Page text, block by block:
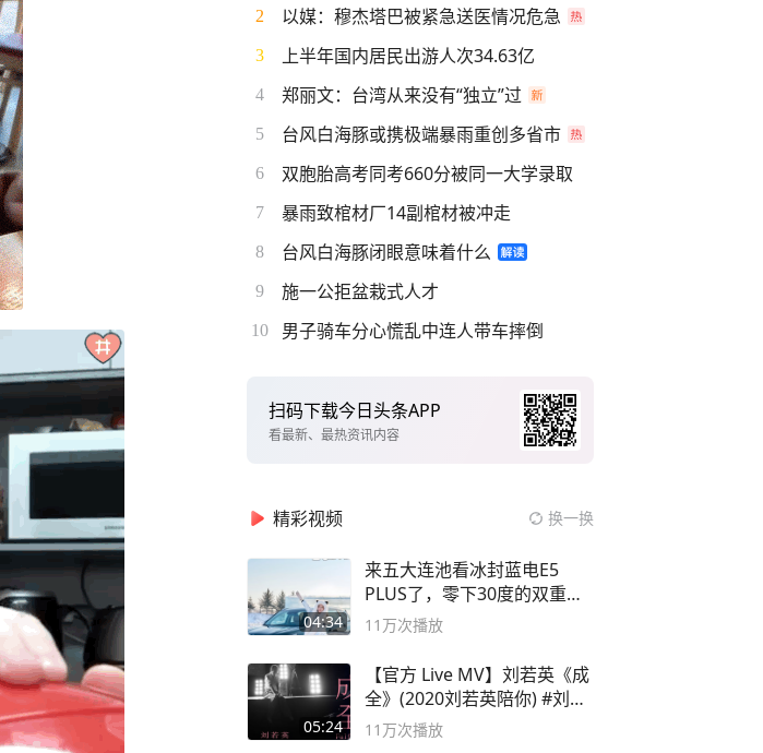
2 以媒：穆杰塔巴被紧急送医情况危急
3 上半年国内居民出游人次34.63亿
4 郑丽文：台湾从来没有“独立”过
5 台风白海豚或携极端暴雨重创多省市
6 双胞胎高考同考660分被同一大学录取
7 暴雨致棺材厂14副棺材被冲走
8 台风白海豚闭眼意味着什么
9 施一公拒盆栽式人才
10 男子骑车分心慌乱中连人带车摔倒
扫码下载今日头条APP
看最新、最热资讯内容
精彩视频 换一换
04:34
来五大连池看冰封蓝电E5
PLUS了，零下30度的双重冰
封40小时全录
11万次播放
05:24
【官方 Live MV】刘若英《成
全》(2020刘若英陪你) #刘若
英 #成全
11万次播放